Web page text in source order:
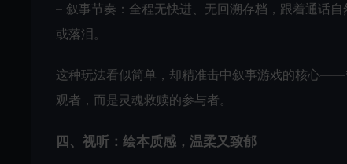
– 叙事节奏：全程无快进、无回溯存档，跟着通话
或落泪。
这种玩法看似简单，却精准击中叙事游戏的核心
观者，而是灵魂救赎的参与者。
四、视听：绘本质感，温柔又致郁